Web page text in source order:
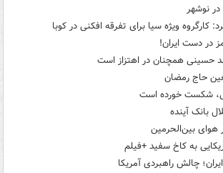
نوشهر
کارگروه ویژه سیا برای تفرقه افکنی در کوبا
در دست ایران!
حسینی همچنان در اهتزاز است
حاج رمضان
شکست خورده است
بانک آینده
بین‌الحرمین
به کاخ سفید +فیلم
چالش راهبردی آمریکا